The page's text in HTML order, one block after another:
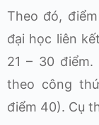
Theo đó,
đại học liên
21 – 30
theo công
điểm 40). Cụ